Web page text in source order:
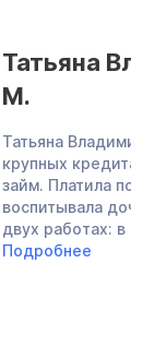
Татьяна
М.
Татьяна
крупных кредита
займ. Платила по
воспитывала дочь,
двух работах: в ...
Подробнее